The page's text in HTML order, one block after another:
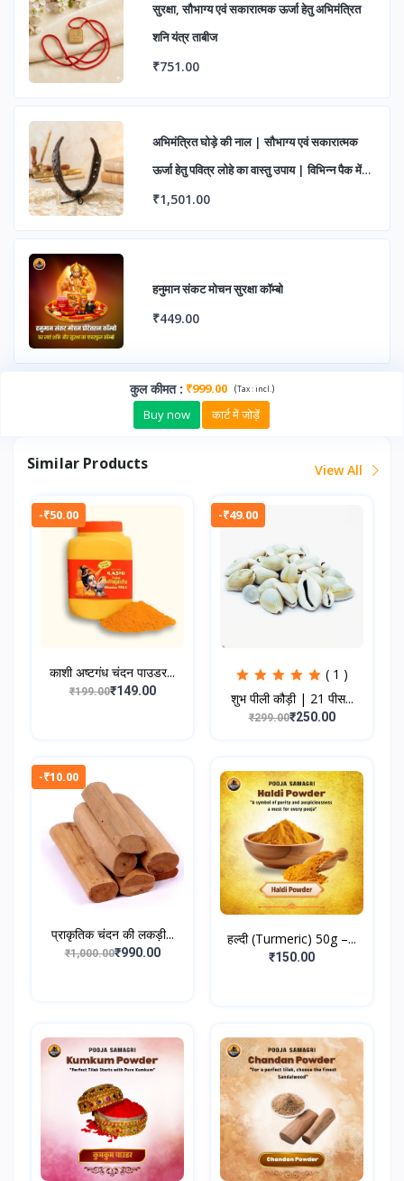
सुरक्षा, सौभाग्य एवं सकारात्मक ऊर्जा हेतु अभिमंत्रित
शनि यंत्र ताबीज
₹751.00
अभिमंत्रित घोड़े की नाल | सौभाग्य एवं सकारात्मक
ऊर्जा हेतु पवित्र लोहे का वास्तु उपाय | विभिन्न पैक में
उपलब्ध
₹1,501.00
हनुमान संकट मोचन सुरक्षा कॉम्बो
₹449.00
कुल कीमत: ₹999.00 (Tax :incl. )
Buy now कार्ट में जोड़ें
Similar Products View All
-₹50.00
काशी अष्टगंध चंदन पाउडर...
₹199.00₹149.00
-₹49.00
( 1 )
शुभ पीली कौड़ी | 21 पीस...
₹299.00₹250.00
-₹10.00
प्राकृतिक चंदन की लकड़ी...
₹1,000.00₹990.00
हल्दी (Turmeric) 50g –...
₹150.00